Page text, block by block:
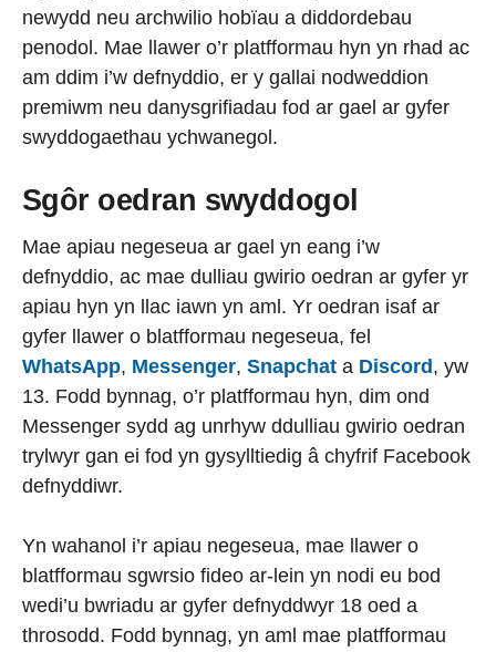
newydd neu archwilio hobïau a diddordebau
penodol. Mae llawer o’r platfformau hyn yn rhad ac
am ddim i’w defnyddio, er y gallai nodweddion
premiwm neu danysgrifiadau fod ar gael ar gyfer
swyddogaethau ychwanegol.
Sgôr oedran swyddogol
Mae apiau negeseua ar gael yn eang i’w
defnyddio, ac mae dulliau gwirio oedran ar gyfer yr
apiau hyn yn llac iawn yn aml. Yr oedran isaf ar
gyfer llawer o blatfformau negeseua, fel
WhatsApp, Messenger, Snapchat a Discord , yw
13. Fodd bynnag, o’r platfformau hyn, dim ond
Messenger sydd ag unrhyw ddulliau gwirio oedran
trylwyr gan ei fod yn gysylltiedig â chyfrif Facebook
defnyddiwr.
Yn wahanol i’r apiau negeseua, mae llawer o
blatfformau sgwrsio fideo ar-lein yn nodi eu bod
wedi’u bwriadu ar gyfer defnyddwyr 18 oed a
throsodd. Fodd bynnag, yn aml mae platfformau